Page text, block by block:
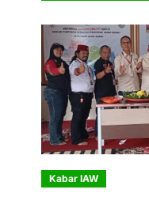
Kabar IAW